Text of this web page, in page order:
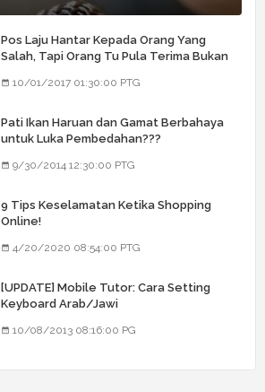
Pos Laju Hantar Kepada Orang Yang
Salah, Tapi Orang Tu Pula Terima Bukan
10/01/2017 01:30:00 PTG
Pati Ikan Haruan dan Gamat Berbahaya
untuk Luka Pembedahan???
9/30/2014 12:30:00 PTG
9 Tips Keselamatan Ketika Shopping
Online!
4/20/2020 08:54:00 PTG
[UPDATE] Mobile Tutor: Cara Setting
Keyboard Arab/Jawi
10/08/2013 08:16:00 PG